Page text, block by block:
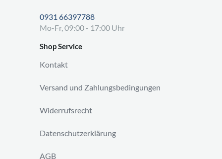
0931 66397788
Mo-Fr, 09:00 - 17:00 Uhr
Shop Service
Kontakt
Versand und Zahlungsbedingungen
Widerrufsrecht
Datenschutzerklärung
AGB